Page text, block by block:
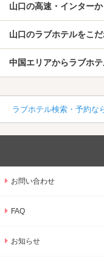
山口の高速・インター
山口のラブホテルをこ
中国エリアからラブホ
ラブホテル検索・予約な
お問い合わせ
FAQ
お知らせ